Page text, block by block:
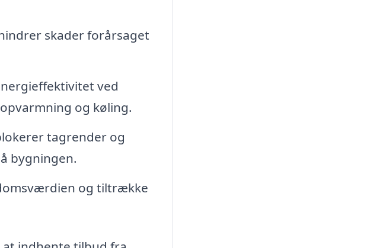
skader forårsaget
ved
og køling.
tagrender og
bygningen.
og tiltrække